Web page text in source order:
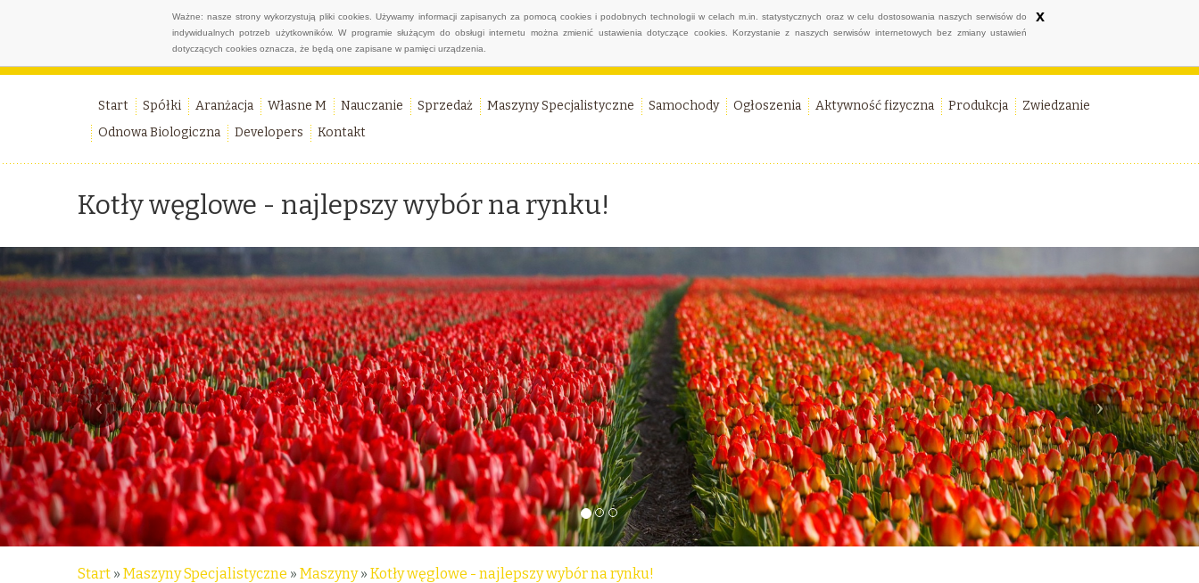
Ważne: nasze strony wykorzystują pliki cookies. Używamy informacji zapisanych za pomocą cookies i podobnych technologii w celach m.in. statystycznych oraz w celu dostosowania naszych serwisów do
indywidualnych potrzeb użytkowników. W programie służącym do obsługi internetu można zmienić ustawienia dotyczące cookies. Korzystanie z naszych serwisów internetowych bez zmiany ustawień
dotyczących cookies oznacza, że będą one zapisane w pamięci urządzenia.
x
Start Spółki Aranżacja Własne M Nauczanie Sprzedaż Maszyny Specjalistyczne Samochody Ogłoszenia Aktywność fizyczna Produkcja
Zwiedzanie
Odnowa Biologiczna
Developers Kontakt
Kotły węglowe - najlepszy wybór na rynku!
Start » Maszyny Specjalistyczne » Maszyny» Kotły węglowe - najlepszy wybór na rynku!